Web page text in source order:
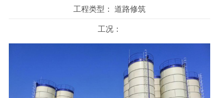
工程类型： 道路修筑
工况：